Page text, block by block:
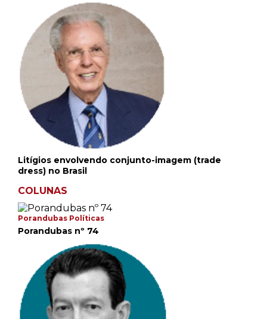
Litígios envolvendo conjunto-imagem (trade
dress) no Brasil
COLUNAS
Porandubas Políticas
Porandubas nº 74